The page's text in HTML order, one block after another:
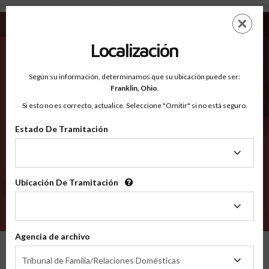
Platte NE - Condados Reconocidos
EN
Condados Reconocidos
2600
Localización
Según su información, determinamos que su ubicación puede ser:
Franklin, Ohio.
Si esto no es correcto, actualice. Seleccione "Omitir" si no está seguro.
Estado De Tramitación
Tramitación
Ubicación De Tramitación
Tramitación
Agencia de archivo
Tribunal de Familia/Relaciones Domésticas
de